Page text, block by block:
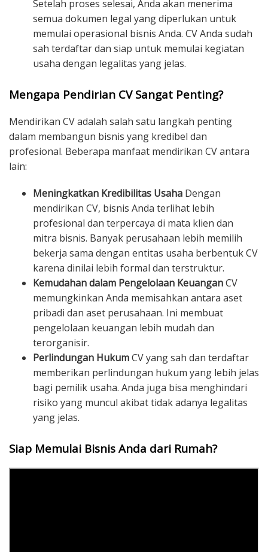
Setelah proses selesai, Anda akan menerima
semua dokumen legal yang diperlukan untuk
memulai operasional bisnis Anda. CV Anda sudah
sah terdaftar dan siap untuk memulai kegiatan
usaha dengan legalitas yang jelas.
Mengapa Pendirian CV Sangat Penting?
Mendirikan CV adalah salah satu langkah penting
dalam membangun bisnis yang kredibel dan
profesional. Beberapa manfaat mendirikan CV antara
lain:
Meningkatkan Kredibilitas Usaha Dengan
mendirikan CV, bisnis Anda terlihat lebih
profesional dan terpercaya di mata klien dan
mitra bisnis. Banyak perusahaan lebih memilih
bekerja sama dengan entitas usaha berbentuk CV
karena dinilai lebih formal dan terstruktur.
Kemudahan dalam Pengelolaan KeuanganCV
memungkinkan Anda memisahkan antara aset
pribadi dan aset perusahaan. Ini membuat
pengelolaan keuangan lebih mudah dan
terorganisir.
Perlindungan HukumCV yang sah dan terdaftar
memberikan perlindungan hukum yang lebih jelas
bagi pemilik usaha. Anda juga bisa menghindari
risiko yang muncul akibat tidak adanya legalitas
yang jelas.
Siap Memulai Bisnis Anda dari Rumah?